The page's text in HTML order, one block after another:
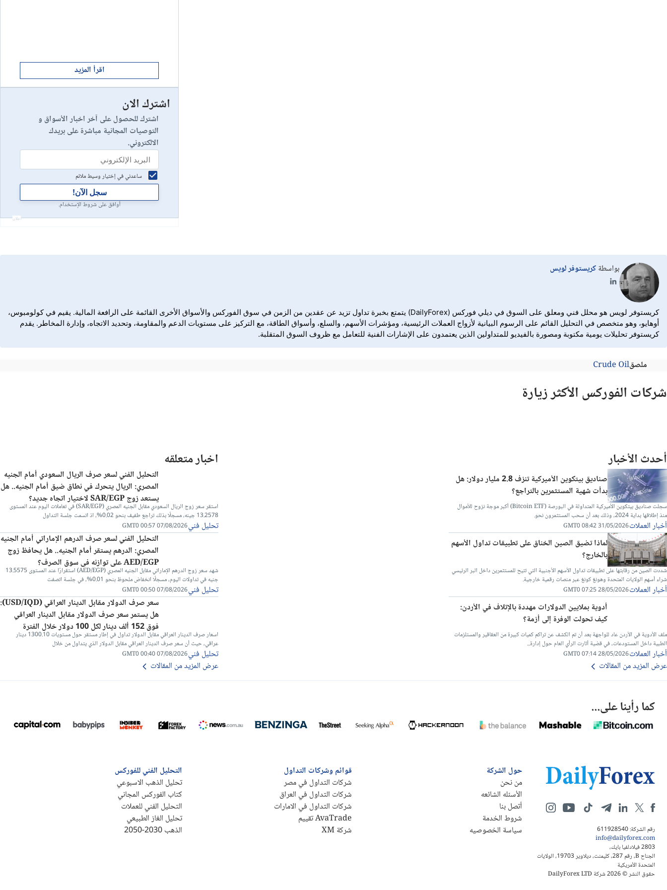
إستعراض شركة
10
اقرأ المزيد
اشترك الان
اشترك للحصول على آخر اخبار الأسواق و
التوصيات المجانية مباشرة على بريدك
الالكتروني.
ساعدني في إختيار وسيط ملائم
سجل الآن!
أوافق على شروط الإستخدام.
أعلان
بواسطةكريستوفر لويس
كريستوفر لويس هو محلل فني ومعلق على السوق في ديلي فوركس (DailyForex) يتمتع بخبرة تداول تزيد عن عقدين من الزمن في سوق الفوركس والأسواق الأخرى القائمة على الرافعة المالية. يقيم في كولومبوس،
أوهايو، وهو متخصص في التحليل القائم على الرسوم البيانية لأزواج العملات الرئيسية، ومؤشرات الأسهم، والسلع، وأسواق الطاقة، مع التركيز على مستويات الدعم والمقاومة، وتحديد الاتجاه، وإدارة المخاطر. يقدم
كريستوفر تحليلات يومية مكتوبة ومصورة بالفيديو للمتداولين الذين يعتمدون على الإشارات الفنية للتعامل مع ظروف السوق المتقلبة.
ملصقCrude Oil
شركات الفوركس الأكثر زيارة
أحدث الأخبار
صناديق بيتكوين الأميركية تنزف 2.8 مليار دولار: هل
بدأت شهية المستثمرين بالتراجع؟
سجلت صناديق بيتكوين الأميركية المتداولة في البورصة (Bitcoin ETF) أكبر موجة نزوح للأموال
منذ إطلاقها بداية 2024، وذلك بعد أن سحب المستثمرون نحو.
أخبار العملات31/05/2026 08:42 GMT0
لماذا تضيق الصين الخناق على تطبيقات تداول الأسهم
بالخارج؟
شددت الصين من رقابتها على تطبيقات تداول الأسهم الأجنبية التي تتيح للمستثمرين داخل البر الرئيسي
شراء أسهم الولايات المتحدة وهونغ كونغ عبر منصات رقمية خارجية.
أخبار العملات28/05/2026 07:25 GMT0
أدوية بملايين الدولارات مهددة بالإتلاف في الأردن:
كيف تحولت الوفرة إلى أزمة؟
ملف الأدوية في الأردن عاد للواجهة بعد أن تم الكشف عن تراكم كميات كبيرة من العقاقير والمستلزمات
الطبية داخل المستودعات، في قضية أثارت الرأي العام حول إدارة...
أخبار العملات28/05/2026 07:14 GMT0
عرض المزيد من المقالات
اخبار متعلقه
التحليل الفني لسعر صرف الريال السعودي أمام الجنيه
المصري: الريال يتحرك في نطاق ضيق أمام الجنيه.. هل
يستعد زوج SAR/EGP لاختيار اتجاه جديد؟
استقر سعر زوج الريال السعودي مقابل الجنيه المصري (SAR/EGP) في تعاملات اليوم عند المستوى
13.2578 جينه، مسجلًا بذلك تراجع طفيف بنحو 0.02%، اذ اتسمت جلسة التداول
تحليل فني07/08/2026 00:57 GMT0
التحليل الفني لسعر صرف الدرهم الإماراتي أمام الجنيه
المصري: الدرهم يستقر أمام الجنيه.. هل يحافظ زوج
AED/EGP على توازنه في سوق الصرف؟
شهد سعر زوج الدرهم الإماراتي مقابل الجنيه المصري (AED/EGP) استقرارًا عند المستوى 13.5575
جنيه في تداولات اليوم، مسجلًا انخفاض ملحوظ بنحو 0.01%، في جلسة اتصفت
تحليل فني07/08/2026 00:50 GMT0
سعر صرف الدولار مقابل الدينار العراقي (USD/IQD):
هل يستمر سعر صرف الدولار مقابل الدينار العراقي
فوق 152 ألف دينار لكل 100 دولار خلال الفترة
المقبلة؟
اسعار صرف الدينار العراقي مقابل الدولار تداول في إطار مستقر حول مستويات 1300.10 دينار
عراقي، حيث أن سعر صرف الدينار العراقي مقابل الدولار الذي يتداول من خلال
تحليل فني07/08/2026 00:40 GMT0
عرض المزيد من المقالات
كما رأينا على...
رقم الشركة: 611928540
info@dailyforex.com
2803 فيلادلفيا بايك،
الجناح B، رقم 287، كليمنت، ديلاوير 19703، الولايات
المتحدة الأمريكية
حقوق النشر © 2026 شركة DailyForex LTD
حول الشركة
من نحن
الأسئله الشائعه
أتصل بنا
شروط الخدمة
سياسة الخصوصيه
قوائم وشركات التداول
شركات التداول في مصر
شركات التداول في العراق
شركات التداول في الامارات
AvaTrade تقييم
شركة XM
التحليل الفني للفوركس
تحليل الذهب الاسبوعي
كتاب الفوركس المجاني
التحليل الفني للعملات
تحليل الغاز الطبيعي
الذهب 2030-2050